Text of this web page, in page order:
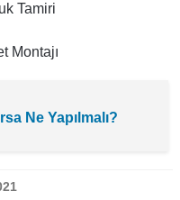
Tamiri
Montajı
Ne Yapılmalı?